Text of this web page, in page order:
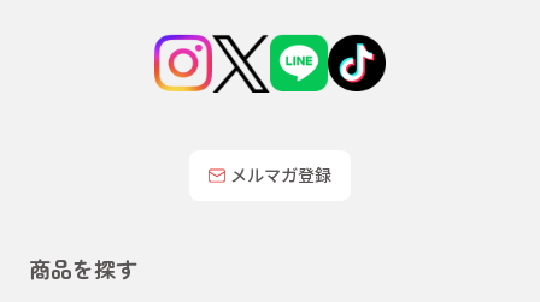
メルマガ登録
商品を探す